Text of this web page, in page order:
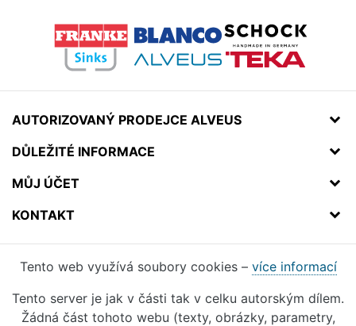
AUTORIZOVANÝ PRODEJCE ALVEUS
DŮLEŽITÉ INFORMACE
MŮJ ÚČET
KONTAKT
Tento web využívá soubory cookies – více informací
Tento server je jak v části tak v celku autorským dílem.
Žádná část tohoto webu (texty, obrázky, parametry,